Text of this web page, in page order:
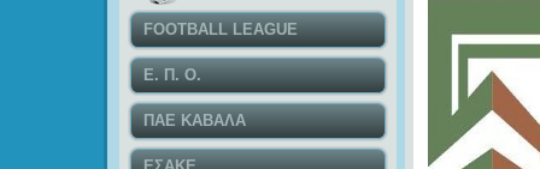
FOOTBALL LEAGUE
Ε. Π. Ο.
ΠΑΕ ΚΑΒΑΛΑ